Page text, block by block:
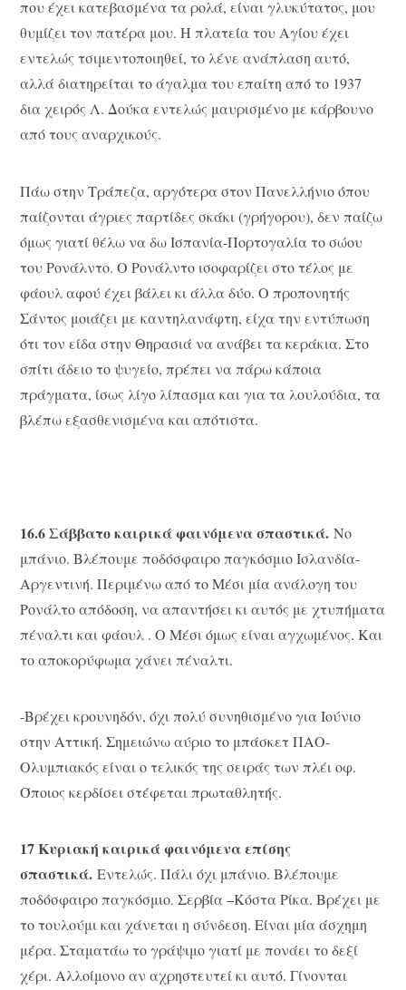
που έχει κατεβασμένα τα ρολά, είναι γλυκύτατος, μου
θυμίζει τον πατέρα μου. Η πλατεία του Αγίου έχει
εντελώς τσιμεντοποιηθεί, το λένε ανάπλαση αυτό,
αλλά διατηρείται το άγαλμα του επαίτη από το 1937
δια χειρός Λ. Δούκα εντελώς μαυρισμένο με κάρβουνο
από τους αναρχικούς.
Πάω στην Τράπεζα, αργότερα στον Πανελλήνιο όπου
παίζονται άγριες παρτίδες σκάκι (γρήγορου), δεν παίζω
όμως γιατί θέλω να δω Ισπανία-Πορτογαλία το σώου
του Ρονάλντο. Ο Ρονάλντο ισοφαρίζει στο τέλος με
φάουλ αφού έχει βάλει κι άλλα δύο. Ο προπονητής
Σάντος μοιάζει με καντηλανάφτη, είχα την εντύπωση
ότι τον είδα στην Θηρασιά να ανάβει τα κεράκια. Στο
σπίτι άδειο το ψυγείο, πρέπει να πάρω κάποια
πράγματα, ίσως λίγο λίπασμα και για τα λουλούδια, τα
βλέπω εξασθενισμένα και απότιστα.
16.6 Σάββατο καιρικά φαινόμενα σπαστικά.Νο
μπάνιο. Βλέπουμε ποδόσφαιρο παγκόσμιο Ισλανδία-
Αργεντινή. Περιμένω από το Μέσι μία ανάλογη του
Ρονάλτο απόδοση, να απαντήσει κι αυτός με χτυπήματα
πέναλτι και φάουλ . Ο Μέσι όμως είναι αγχωμένος. Και
το αποκορύφωμα χάνει πέναλτι.
-Βρέχει κρουνηδόν, όχι πολύ συνηθισμένο για Ιούνιο
στην Αττική. Σημειώνω αύριο το μπάσκετ ΠΑΟ-
Ολυμπιακός είναι ο τελικός της σειράς των πλέι οφ.
Όποιος κερδίσει στέφεται πρωταθλητής.
17 Κυριακή καιρικά φαινόμενα επίσης
σπαστικά.Εντελώς. Πάλι όχι μπάνιο. Βλέπουμε
ποδόσφαιρο παγκόσμιο. Σερβία –Κόστα Ρίκα. Βρέχει με
το τουλούμι και χάνεται η σύνδεση. Είναι μία άσχημη
μέρα. Σταματάω το γράψιμο γιατί με πονάει το δεξί
χέρι. Αλλοίμονο αν αχρηστευτεί κι αυτό. Γίνονται